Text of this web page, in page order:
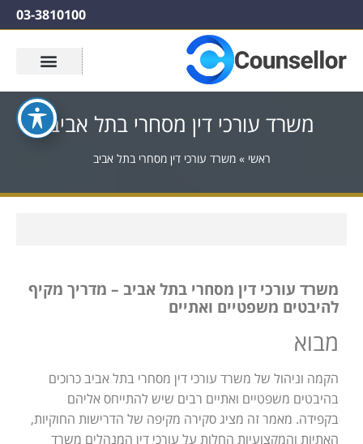
03-3810100
משרד עורכי דין מסחרי בתל אביב
ראשי »משרד עורכי דין מסחרי בתל אביב
משרד עורכי דין מסחרי בתל אביב – מדריך מקיף
להיבטים משפטיים ואתיים
מבוא
הקמה וניהול של משרד עורכי דין מסחרי בתל אביב כרוכים
בהיבטים משפטיים ואתיים רבים שיש להתייחס אליהם
בקפידה. מאמר זה מציג סקירה מקיפה של הדרישות החוקיות,
האתיות והמקצועיות החלות על עורכי דין המנהלים משרד